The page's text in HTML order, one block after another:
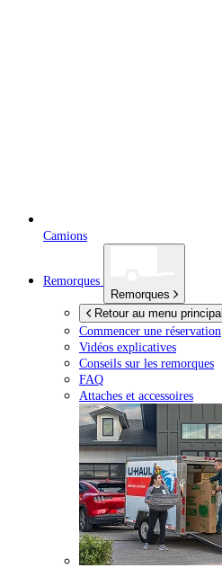
Camions
Remorques
Remorques
Retour au menu principal
Commencer une réservation
Vidéos explicatives
Conseils sur les remorques
FAQ
Attaches et accessoires